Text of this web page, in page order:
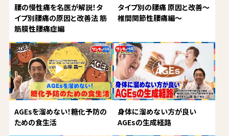
腰の慢性痛を名医が解説！タ
イプ別腰痛の原因と改善法 筋
筋膜性腰痛症編
タイプ別の腰痛 原因と改善～
椎間関節性腰痛編～
AGEsを溜めない！糖化予防の
ための食生活
身体に溜めない方が良い
AGEsの生成経路